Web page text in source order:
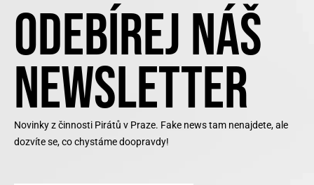
ODEBÍREJ NÁŠ
NEWSLETTER
Novinky z činnosti Pirátů v Praze. Fake news tam nenajdete, ale
dozvíte se, co chystáme doopravdy!